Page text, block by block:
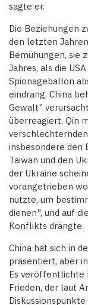
sagte er.
Die Beziehungen
den letzten
Bemühungen, sie
Jahres, als die
Spionageballon
eindrang. China
Gewalt"
überreagiert. Qin
insbesondere den
Taiwan und den
der Ukraine
vorangetrieben
nutzte, um
dienen", und auf
Konflikts drängte.
China hat sich in
präsentiert, aber
Es veröffentlichte
Frieden, der laut